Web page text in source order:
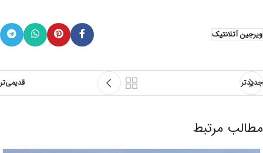
ویرجین آتلانتیک
جدیدتر قدیمی‌تر
مطالب مرتبط